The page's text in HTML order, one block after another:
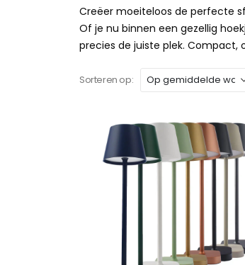
Creëer moeiteloos de perfecte
Of je nu binnen een gezellig
precies de juiste plek.
Sorteren op: